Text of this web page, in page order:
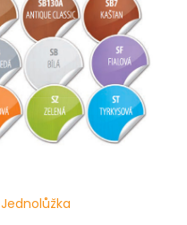
Jednolůžka